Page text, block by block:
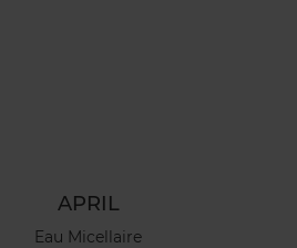
APRIL
Eau Micellaire